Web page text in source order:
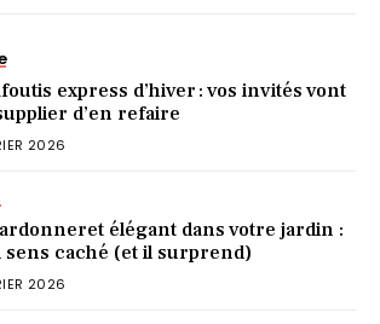
express d’hiver : vos invités vont
d’en refaire
2026
élégant dans votre jardin :
sens caché (et il surprend)
2026